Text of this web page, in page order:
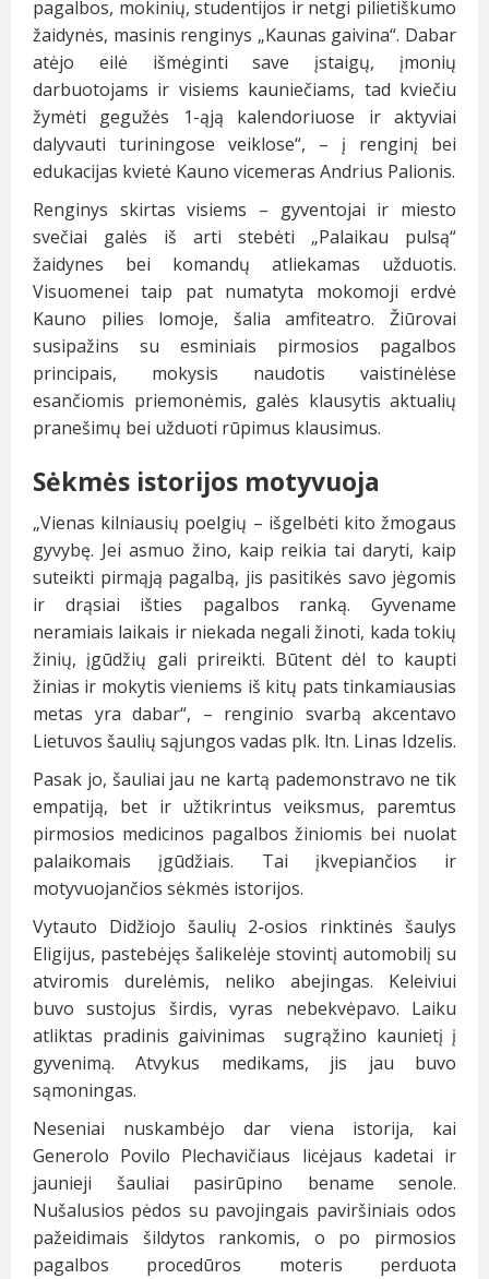
pagalbos, mokinių, studentijos ir netgi pilietiškumo
žaidynės, masinis renginys „Kaunas gaivina“. Dabar
atėjo eilė išmėginti save įstaigų, įmonių
darbuotojams ir visiems kauniečiams, tad kviečiu
žymėti gegužės 1-ąją kalendoriuose ir aktyviai
dalyvauti turiningose veiklose“, – į renginį bei
edukacijas kvietė Kauno vicemeras Andrius Palionis.
Renginys skirtas visiems – gyventojai ir miesto
svečiai galės iš arti stebėti „Palaikau pulsą“
žaidynes bei komandų atliekamas užduotis.
Visuomenei taip pat numatyta mokomoji erdvė
Kauno pilies lomoje, šalia amfiteatro. Žiūrovai
susipažins su esminiais pirmosios pagalbos
principais, mokysis naudotis vaistinėlėse
esančiomis priemonėmis, galės klausytis aktualių
pranešimų bei užduoti rūpimus klausimus.
Sėkmės istorijos motyvuoja
„Vienas kilniausių poelgių – išgelbėti kito žmogaus
gyvybę. Jei asmuo žino, kaip reikia tai daryti, kaip
suteikti pirmąją pagalbą, jis pasitikės savo jėgomis
ir drąsiai išties pagalbos ranką. Gyvename
neramiais laikais ir niekada negali žinoti, kada tokių
žinių, įgūdžių gali prireikti. Būtent dėl to kaupti
žinias ir mokytis vieniems iš kitų pats tinkamiausias
metas yra dabar“, – renginio svarbą akcentavo
Lietuvos šaulių sąjungos vadas plk. ltn. Linas Idzelis.
Pasak jo, šauliai jau ne kartą pademonstravo ne tik
empatiją, bet ir užtikrintus veiksmus, paremtus
pirmosios medicinos pagalbos žiniomis bei nuolat
palaikomais įgūdžiais. Tai įkvepiančios ir
motyvuojančios sėkmės istorijos.
Vytauto Didžiojo šaulių 2-osios rinktinės šaulys
Eligijus, pastebėjęs šalikelėje stovintį automobilį su
atviromis durelėmis, neliko abejingas. Keleiviui
buvo sustojus širdis, vyras nebekvėpavo. Laiku
atliktas pradinis gaivinimas sugrąžino kaunietį į
gyvenimą. Atvykus medikams, jis jau buvo
sąmoningas.
Neseniai nuskambėjo dar viena istorija, kai
Generolo Povilo Plechavičiaus licėjaus kadetai ir
jaunieji šauliai pasirūpino bename senole.
Nušalusios pėdos su pavojingais paviršiniais odos
pažeidimais šildytos rankomis, o po pirmosios
pagalbos procedūros moteris perduota